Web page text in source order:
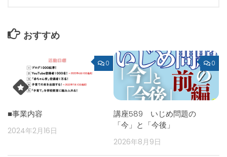
おすすめ
0
■事業内容
2024年2月16日
0
講座589 いじめ問題の
「今」と「今後」
2026年8月9日